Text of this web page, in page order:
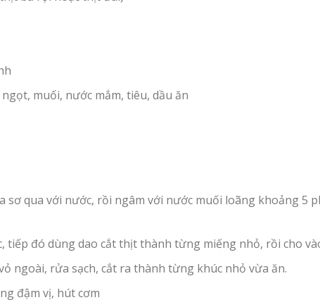
muối, nước mắm, tiêu, dầu ăn
sơ qua với nước, rồi ngâm với nước muối loãng khoảng 5
tiếp đó dùng dao cắt thịt thành từng miếng nhỏ, rồi cho
ngoài, rửa sạch, cắt ra thành từng khúc nhỏ vừa ăn.
đậm vị, hút cơm